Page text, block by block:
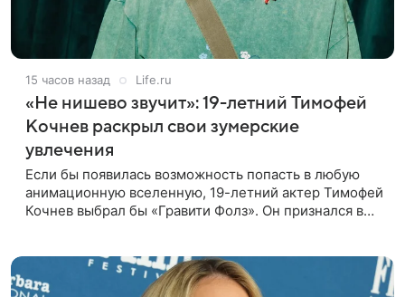
15 часов назад Life.ru
«Не нишево звучит»: 19-летний Тимофей
Кочнев раскрыл свои зумерские
увлечения
Если бы появилась возможность попасть в любую
анимационную вселенную, 19-летний актер Тимофей
Кочнев выбрал бы «Гравити Фолз». Он признался в